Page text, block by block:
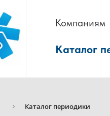
Компаниям
Каталог
Каталог периодики